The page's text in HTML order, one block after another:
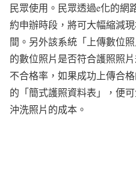
民眾使用。民眾透過e化的網
約申辦時段，將可大幅縮減
間。另外該系統「上傳數位
的數位照片是否符合護照照
不合格率，如果成功上傳合
的「簡式護照資料表」，便
沖洗照片的成本。